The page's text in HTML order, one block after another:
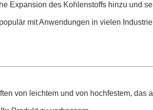
Expansion des Kohlenstoffs hinzu und
mit Anwendungen in vielen
von leichtem und von hochfestem, das